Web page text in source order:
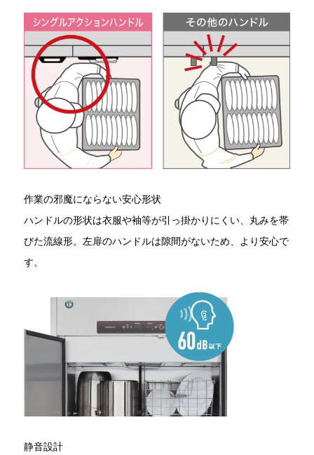
作業の邪魔にならない安心形状
ハンドルの形状は衣服や袖等が引っ掛かりにくい、丸みを帯
びた流線形。左扉のハンドルは隙間がないため、より安心で
す。
静音設計